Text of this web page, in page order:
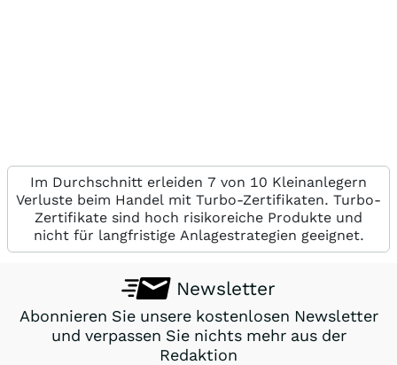
Im Durchschnitt erleiden 7 von 10 Kleinanlegern
Verluste beim Handel mit Turbo-Zertifikaten. Turbo-
Zertifikate sind hoch risikoreiche Produkte und
nicht für langfristige Anlagestrategien geeignet.
Newsletter
Abonnieren Sie unsere kostenlosen Newsletter
und verpassen Sie nichts mehr aus der
Redaktion